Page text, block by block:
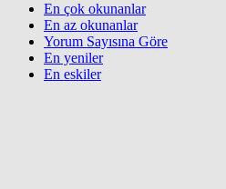
En çok okunanlar
En az okunanlar
Yorum Sayısına Göre
En yeniler
En eskiler